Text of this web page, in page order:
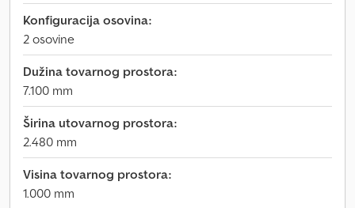
Konfiguracija osovina:
2 osovine
Dužina tovarnog prostora:
7.100 mm
Širina utovarnog prostora:
2.480 mm
Visina tovarnog prostora:
1.000 mm